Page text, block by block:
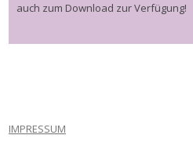
auch zum Download zur Verfügung!
IMPRESSUM